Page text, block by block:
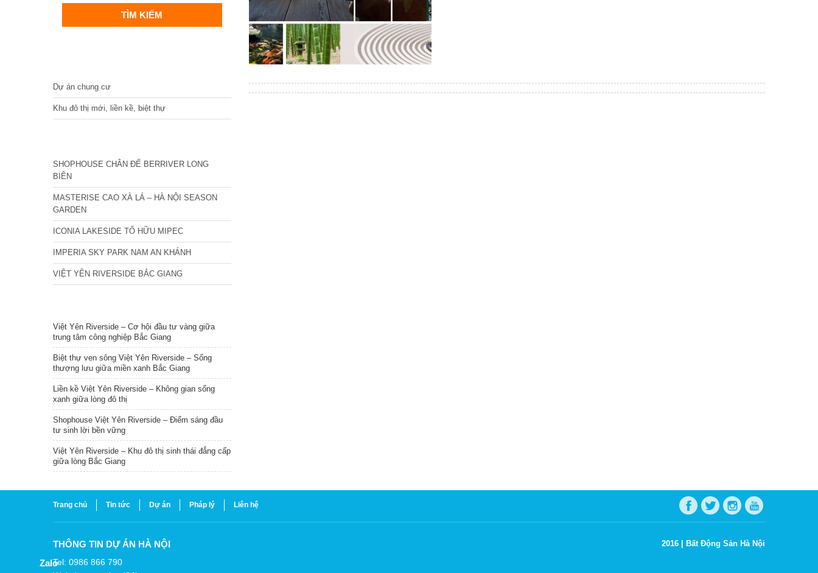
Dự án chung cư
Khu đô thị mới, liền kề, biệt thự
SHOPHOUSE CHÂN ĐẾ BERRIVER LONG
BIÊN
MASTERISE CAO XÀ LÁ – HÀ NỘI SEASON
GARDEN
ICONIA LAKESIDE TỐ HỮU MIPEC
IMPERIA SKY PARK NAM AN KHÁNH
VIỆT YÊN RIVERSIDE BẮC GIANG
Việt Yên Riverside – Cơ hội đầu tư vàng giữa
trung tâm công nghiệp Bắc Giang
Biệt thự ven sông Việt Yên Riverside – Sống
thượng lưu giữa miền xanh Bắc Giang
Liền kề Việt Yên Riverside – Không gian sống
xanh giữa lòng đô thị
Shophouse Việt Yên Riverside – Điểm sáng đầu
tư sinh lời bền vững
Việt Yên Riverside – Khu đô thị sinh thái đẳng cấp
giữa lòng Bắc Giang
Trang chủ Tin tức Dự án Pháp lý Liên hệ
THÔNG TIN DỰ ÁN HÀ NỘI
Tel: 0986 866 790
2016 | Bất Động Sản Hà Nội
Zalo